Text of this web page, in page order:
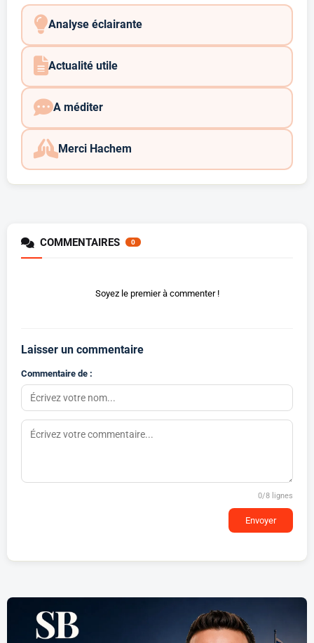
Analyse éclairante
Actualité utile
A méditer
Merci Hachem
COMMENTAIRES 0
Soyez le premier à commenter !
Laisser un commentaire
Commentaire de :
0/8 lignes
Envoyer